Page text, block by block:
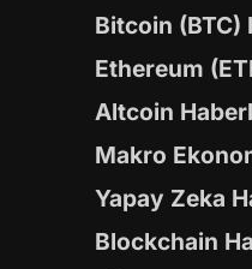
Bitcoin (BTC)
Ethereum
Altcoin
Makro
Yapay Zeka
Blockchain